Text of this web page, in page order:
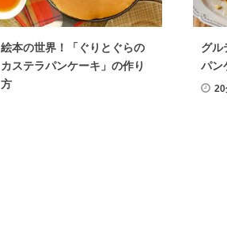
絵本の世界！「ぐりとぐらの
カステラパンケーキ」の作り
方
グル
パン
20